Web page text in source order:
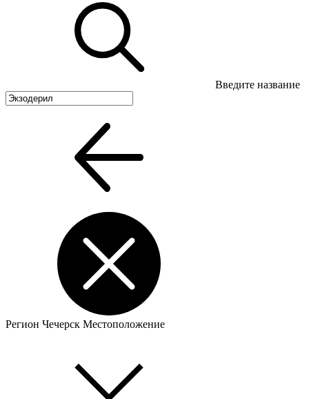
Введите название
Регион Чечерск Местоположение